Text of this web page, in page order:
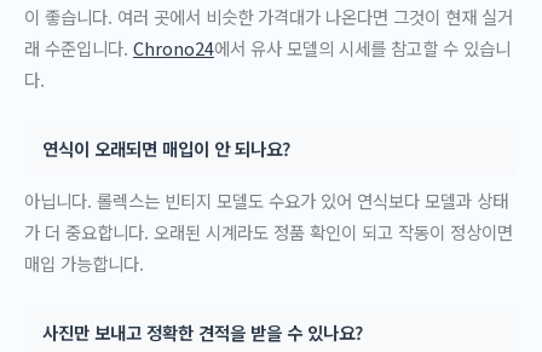
이 좋습니다. 여러 곳에서 비슷한 가격대가 나온다면 그것이 현재 실거
래 수준입니다. Chrono24에서 유사 모델의 시세를 참고할 수 있습니
다.
연식이 오래되면 매입이 안 되나요?
아닙니다. 롤렉스는 빈티지 모델도 수요가 있어 연식보다 모델과 상태
가 더 중요합니다. 오래된 시계라도 정품 확인이 되고 작동이 정상이면
매입 가능합니다.
사진만 보내고 정확한 견적을 받을 수 있나요?